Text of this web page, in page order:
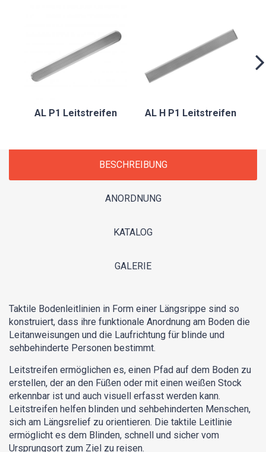
AL P1 Leitstreifen AL H P1 Leitstreifen
BESCHREIBUNG
ANORDNUNG
KATALOG
GALERIE
Taktile Bodenleitlinien in Form einer Längsrippe sind so
konstruiert, dass ihre funktionale Anordnung am Boden die
Leitanweisungen und die Laufrichtung für blinde und
sehbehinderte Personen bestimmt.
Leitstreifen ermöglichen es, einen Pfad auf dem Boden zu
erstellen, der an den Füßen oder mit einen weißen Stock
erkennbar ist und auch visuell erfasst werden kann.
Leitstreifen helfen blinden und sehbehinderten Menschen,
sich am Längsrelief zu orientieren. Die taktile Leitlinie
ermöglicht es dem Blinden, schnell und sicher vom
Ursprungsort zum Ziel zu reisen.